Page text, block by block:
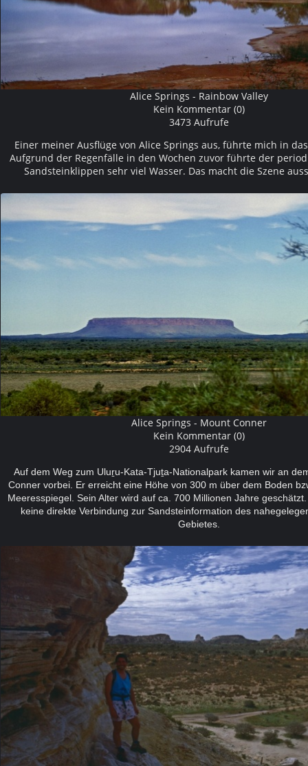
Alice Springs - Rainbow Valley
Kein Kommentar (0)
3473 Aufrufe
Einer meiner Ausflüge von Alice Springs aus, führte mich in
Aufgrund der Regenfälle in den Wochen zuvor führte der
Sandsteinklippen sehr viel Wasser. Das macht die Szene
Alice Springs - Mount Conner
Kein Kommentar (0)
2904 Aufrufe
Auf dem Weg zum Uluṟu-Kata-Tjuṯa-Nationalpark kamen wir an
Conner vorbei. Er erreicht eine Höhe von 300 m über dem Boden
Meeresspiegel. Sein Alter wird auf ca. 700 Millionen Jahre
keine direkte Verbindung zur Sandsteinformation des
Gebietes.